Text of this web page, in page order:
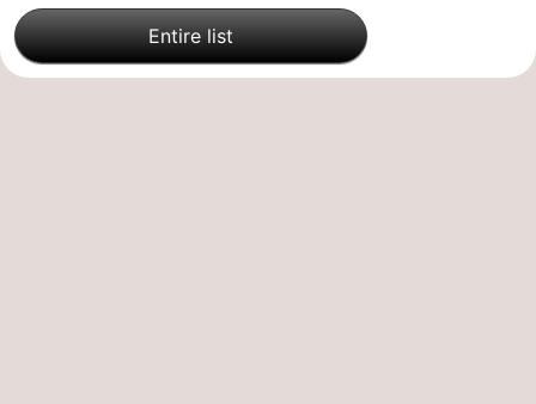
Entire list